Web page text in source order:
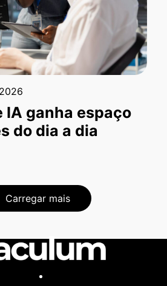
IA ganha espaço
do dia a dia
Carregar mais